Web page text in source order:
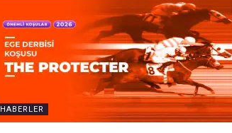
HABERLER